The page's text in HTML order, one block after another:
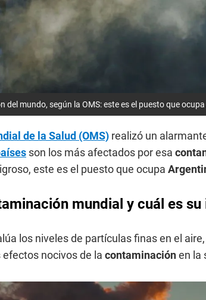
mundo, según la OMS: este es el puesto que
de la Salud (OMS) realizó un
son los más afectados por esa
este es el puesto que ocupa
mundial y cuál es
los niveles de partículas finas en el
nocivos de la contaminaciónen la